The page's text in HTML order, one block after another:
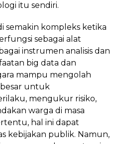
itu sendiri.
semakin kompleks ketika
sebagai alat
instrumen analisis dan
big data dan
mampu mengolah
untuk
mengukur risiko,
warga di masa
hal ini dapat
kebijakan publik. Namun,